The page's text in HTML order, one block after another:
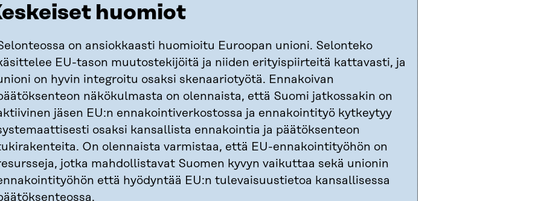
huomiot
on ansiokkaasti huomioitu Euroopan unioni. Selonteko
EU-tason muutostekijöitä ja niiden erityispiirteitä kattavasti, ja
on hyvin integroitu osaksi skenaariotyötä. Ennakoivan
näkökulmasta on olennaista, että Suomi jatkossakin on
jäsen EU:n ennakointiverkostossa ja ennakointityö kytkeytyy
osaksi kansallista ennakointia ja päätöksenteon
On olennaista varmistaa, että EU-ennakointityöhön on
jotka mahdollistavat Suomen kyvyn vaikuttaa sekä unionin
että hyödyntää EU:n tulevaisuustietoa kansallisessa